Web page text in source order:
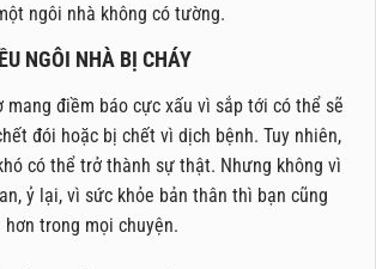
ngôi nhà không có tường.
NGÔI NHÀ BỊ CHÁY
điềm báo cực xấu vì sắp tới có thể sẽ
đói hoặc bị chết vì dịch bệnh. Tuy nhiên,
có thể trở thành sự thật. Nhưng không vì
ỷ lại, vì sức khỏe bản thân thì bạn cũng
trong mọi chuyện.